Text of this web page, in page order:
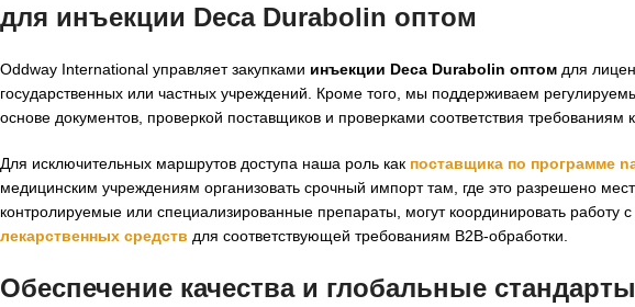
для инъекции Deca Durabolin оптом
Oddway International управляет закупками инъекции Deca Durabolin оптом для
государственных или частных учреждений. Кроме того, мы поддерживаем
основе документов, проверкой поставщиков и проверками соответствия требованиям
Для исключительных маршрутов доступа наша роль как поставщика по программе
медицинским учреждениям организовать срочный импорт там, где это разрешено
контролируемые или специализированные препараты, могут координировать работу
лекарственных средств для соответствующей требованиям B2B-обработки.
Обеспечение качества и глобальные